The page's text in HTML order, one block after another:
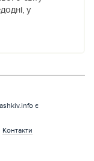
у
є
Контакти